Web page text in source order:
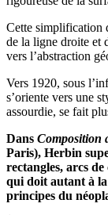
Cette simplification
de la ligne droite et
vers l’abstraction
Vers 1920, sous
s’oriente vers une
assourdie, se fait
Dans Composition
Paris), Herbin
rectangles, arcs
qui doit autant à
principes du